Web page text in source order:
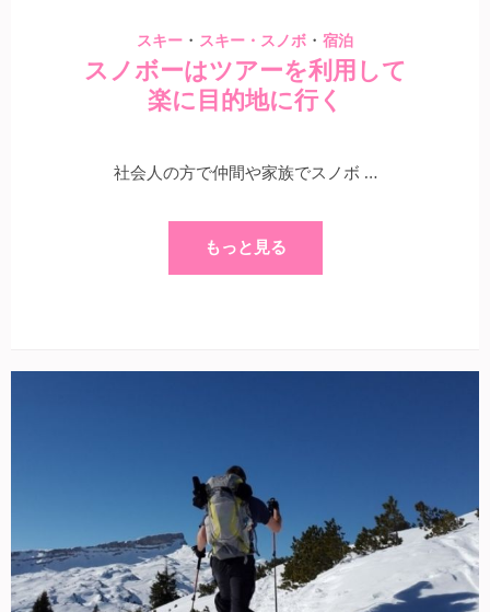
スキー ・ スキー・スノボ ・ 宿泊
スノボーはツアーを利用して
楽に目的地に行く
社会人の方で仲間や家族でスノボ …
もっと見る